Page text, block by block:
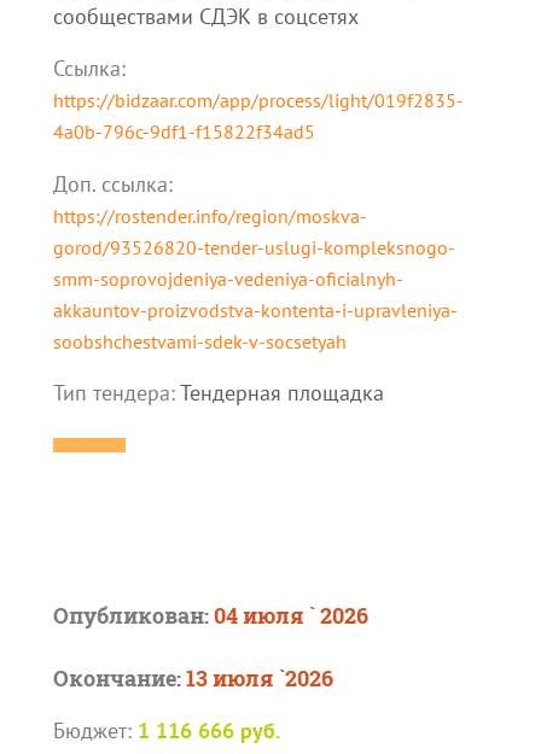
сообществами СДЭК в соцсетях
Ссылка:
https://bidzaar.com/app/process/light/019f2835-
4a0b-796c-9df1-f15822f34ad5
Доп. cсылка:
https://rostender.info/region/moskva-
gorod/93526820-tender-uslugi-kompleksnogo-
smm-soprovojdeniya-vedeniya-oficialnyh-
akkauntov-proizvodstva-kontenta-i-upravleniya-
soobshchestvami-sdek-v-socsetyah
Тип тендера:Тендерная площадка
Опубликован:04 июля ` 2026
Окончание:13 июля `2026
Бюджет: 1 116 666 руб.